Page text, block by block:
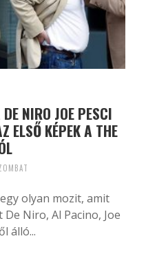
NIRO JOE PESCI
ELSŐ KÉPEK A THE
olyan mozit, amit
Niro, Al Pacino, Joe
álló...